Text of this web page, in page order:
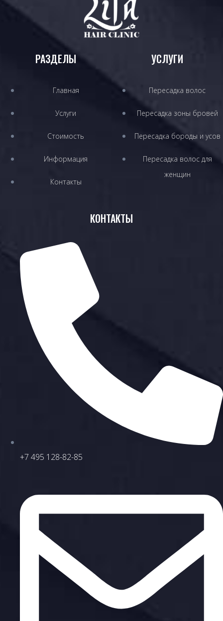
РАЗДЕЛЫ
Главная
Услуги
Стоимость
Информация
Контакты
УСЛУГИ
Пересадка волос
Пересадка зоны бровей
Пересадка бороды и усов
Пересадка волос для
женщин
КОНТАКТЫ
+7 495 128-82-85